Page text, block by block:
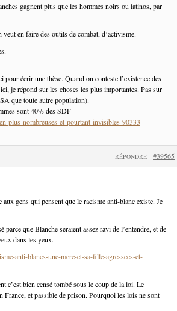
gagnent plus que les hommes noirs ou latinos, par
en faire des outils de combat, d’activisme.
pour écrir une thèse. Quand on conteste l’existence des
je répond sur les choses les plus importantes. Pas sur
que toute autre population).
sont 40% des SDF
plus-nombreuses-et-pourtant-invisibles-90333
#39565
RÉPONDRE
gens qui pensent que le racisme anti-blanc existe. Je
que Blanche seraient assez ravi de l’entendre, et de
dans les yeux.
anti-blancs-une-mere-et-sa-fille-agressees-et-
c’est bien censé tombé sous le coup de la loi. Le
et passible de prison. Pourquoi les lois ne sont